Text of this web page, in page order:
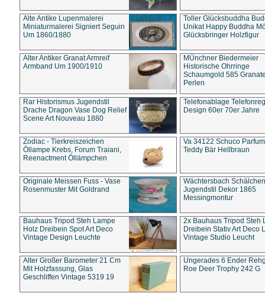
Alte Antike Lupenmalerei
Miniaturmalerei Signiert Seguin
Um 1860/1880
Toller Glücksbuddha
Unikat Happy Buddha
Glücksbringer Holzfigur
Alter Antiker Granat Armreif
Armband Um 1900/1910
MÜnchner Biedermeier
Historische Ohrringe
Schaumgold 585
Perlen
Rar Historismus Jugendstil
Drache Dragon Vase Dog Relief
Scene Art Nouveau 1880
Telefonablage
Design 60er 70er Jahre
Zodiac - Tierkreiszeichen
Öllampe Krebs, Forum Traiani,
Reenactment Öllämpchen
Va 34122 Schuco
Teddy Bär Hellbraun
Originale Meissen Fuss - Vase
Rosenmuster Mit Goldrand
Wächtersbach Schälchen
Jugendstil Dekor 1865
Messingmontur
Bauhaus Tripod Steh Lampe
Holz Dreibein Spot Art Deco
Vintage Design Leuchte
2x Bauhaus Tripod Steh
Dreibein Stativ Art Deco
Vintage Studio Leucht
Alter Großer Barometer 21 Cm
Mit Holzfassung, Glas
Geschliffen Vintage 5319 19
Ungerades 6 Ender
Roe Deer Trophy 242 G